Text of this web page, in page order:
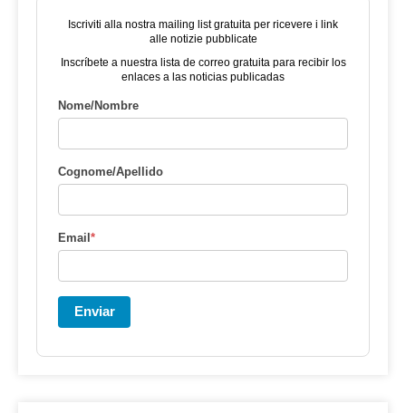
Iscriviti alla nostra mailing list gratuita per ricevere i link
alle notizie pubblicate
Inscríbete a nuestra lista de correo gratuita para recibir los
enlaces a las noticias publicadas
Nome/Nombre
Cognome/Apellido
Email*
Enviar